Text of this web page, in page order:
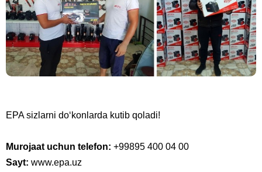
EPA sizlarni do‘konlarda kutib qoladi!
Murojaat uchun telefon: +99895 400 04 00
Sayt: www.epa.uz